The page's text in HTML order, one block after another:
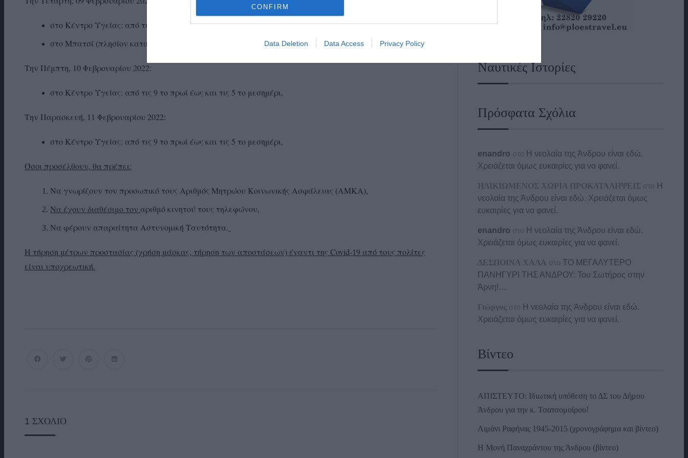
CONFIRM
Data Deletion Data Access Privacy Policy
στο Κέντρο Υγείας: από τις 9 το πρωί έως και τις 5 το μεσημέρι,
στο Μπατσί (πλησίον καταστήματος Κοινότητας και ΚΕΠ): από τις 10 το πρωί έως και τις 3 το μεσημέρι,
Την Πέμπτη, 10 Φεβρουαρίου 2022:
στο Κέντρο Υγείας: από τις 9 το πρωί έως και τις 5 το μεσημέρι,
Την Παρασκευή, 11 Φεβρουαρίου 2022:
στο Κέντρο Υγείας: από τις 9 το πρωί έως και τις 5 το μεσημέρι,
Όσοι προσέλθουν, θα πρέπει:
Να γνωρίζουν τον προσωπικό τους Αριθμός Μητρώου Κοινωνικής Ασφάλειας (ΑΜΚΑ),
Να έχουν διαθέσιμο τον αριθμό κινητού τους τηλεφώνου,
Να φέρουν απαραίτητα Αστυνομική Ταυτότητα.
H τήρηση μέτρων προστασίας (χρήση μάσκας, τήρηση των αποστάσεων) έναντι της Covid-19 από τους πολίτες
είναι υποχρεωτική.
1 ΣΧΌΛΙΟ
Ναυτικές Ιστορίες
Πρόσφατα Σχόλια
enandro στο Η νεολαία της Άνδρου είναι εδώ.
Χρειάζεται όμως ευκαιρίες για να φανεί.
ΗΛΙΚΙΩΜΕΝΟΣ ΧΩΡΙΑ ΠΡΟΚΑΤΑΛΗΨΕΙΣ στο Η
νεολαία της Άνδρου είναι εδώ. Χρειάζεται όμως
ευκαιρίες για να φανεί.
enandro στο Η νεολαία της Άνδρου είναι εδώ.
Χρειάζεται όμως ευκαιρίες για να φανεί.
ΔΕΣΠΟΙΝΑ ΧΑΛΑ στοΤΟ ΜΕΓΑΛΥΤΕΡΟ
ΠΑΝΗΓΥΡΙ ΤΗΣ ΑΝΔΡΟΥ: Του Σωτήρος στην
Άρνη!…
Γιώργος στο Η νεολαία της Άνδρου είναι εδώ.
Χρειάζεται όμως ευκαιρίες για να φανεί.
Βίντεο
ΑΠΙΣΤΕΥΤΟ: Ιδιωτική υπόθεση το ΔΣ του Δήμου
Άνδρου για την κ. Τσατσομοίρου!
Λιμάνι Ραφήνας 1945-2015 (χρονογράφημα και βίντεο)
Η Μονή Παναχράντου της Άνδρου (βίντεο)